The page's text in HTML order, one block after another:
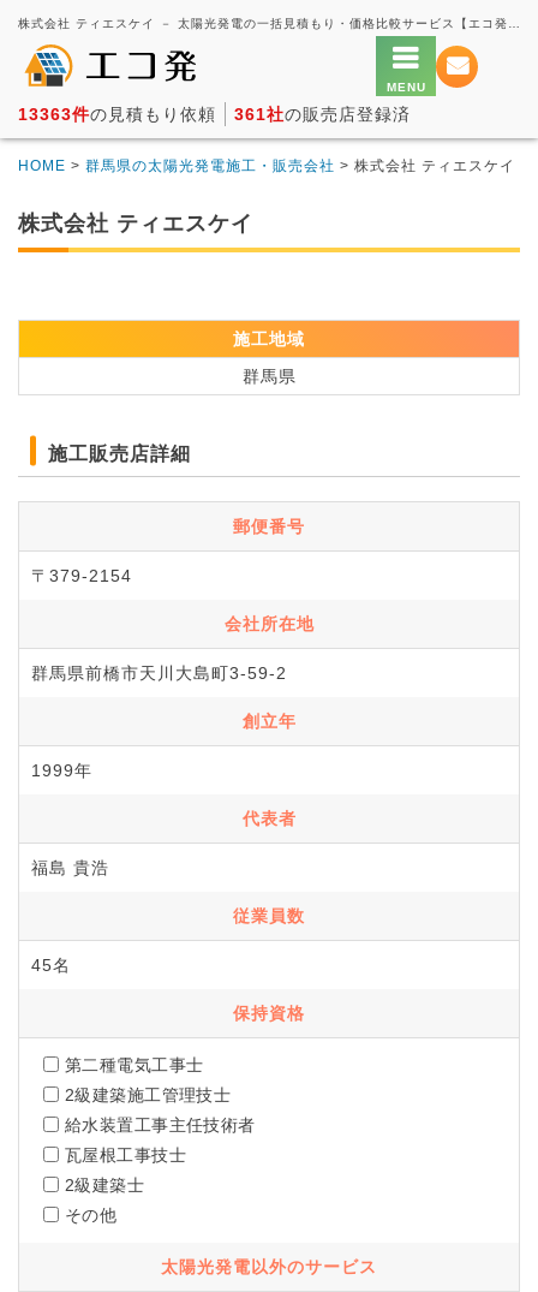
13363件の見積もり依頼 361社の販売店登録済
HOME > 群馬県の太陽光発電施工・販売会社 > 株式会社 ティエスケイ
株式会社 ティエスケイ
施工地域
群馬県
施工販売店詳細
郵便番号
〒379-2154
会社所在地
群馬県前橋市天川大島町3-59-2
創立年
1999年
代表者
福島 貴浩
従業員数
45名
保持資格
第二種電気工事士
2級建築施工管理技士
給水装置工事主任技術者
瓦屋根工事技士
2級建築士
その他
太陽光発電以外のサービス